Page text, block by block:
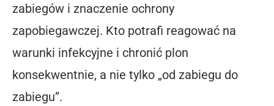
zabiegów i znaczenie ochrony
zapobiegawczej. Kto potrafi reagować na
warunki infekcyjne i chronić plon
konsekwentnie, a nie tylko „od zabiegu do
zabiegu”.